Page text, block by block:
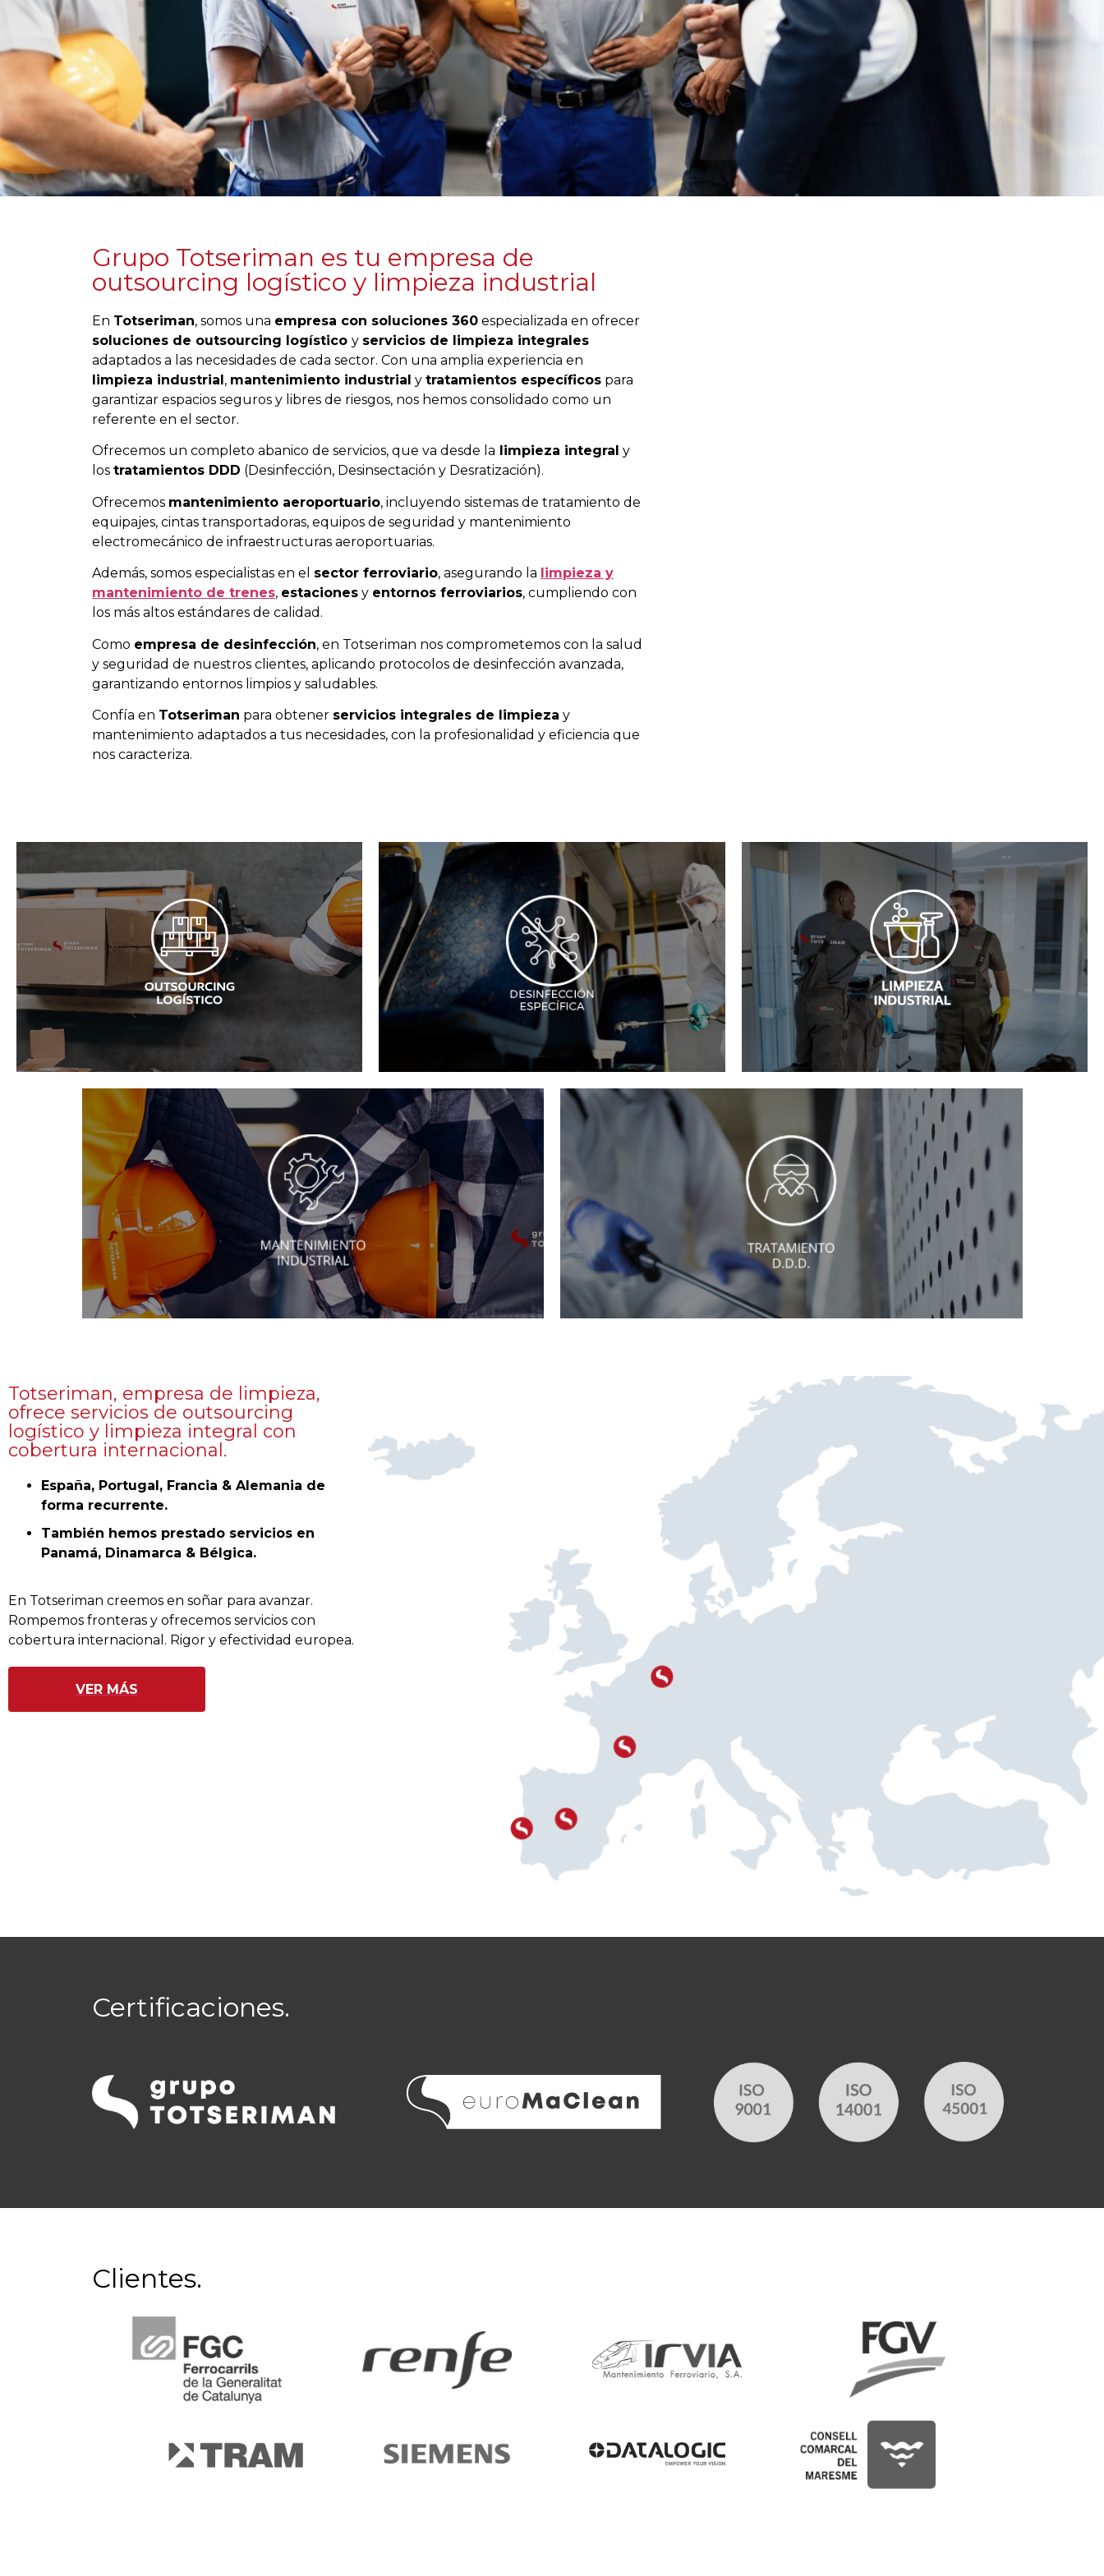
Grupo Totseriman es tu empresa de
outsourcing logístico y limpieza industrial
En Totseriman, somos una empresa con soluciones 360 especializada en ofrecer
soluciones de outsourcing logístico y servicios de limpieza integrales
adaptados a las necesidades de cada sector. Con una amplia experiencia en
limpieza industrial, mantenimiento industrial y tratamientos específicos para
garantizar espacios seguros y libres de riesgos, nos hemos consolidado como un
referente en el sector.
Ofrecemos un completo abanico de servicios, que va desde la limpieza integral y
los tratamientos DDD (Desinfección, Desinsectación y Desratización).
Ofrecemos mantenimiento aeroportuario, incluyendo sistemas de tratamiento de
equipajes, cintas transportadoras, equipos de seguridad y mantenimiento
electromecánico de infraestructuras aeroportuarias.
Además, somos especialistas en el sector ferroviario, asegurando la limpieza y
mantenimiento de trenes, estaciones y entornos ferroviarios, cumpliendo con
los más altos estándares de calidad.
Como empresa de desinfección, en Totseriman nos comprometemos con la salud
y seguridad de nuestros clientes, aplicando protocolos de desinfección avanzada,
garantizando entornos limpios y saludables.
Confía en Totseriman para obtener servicios integrales de limpieza y
mantenimiento adaptados a tus necesidades, con la profesionalidad y eficiencia que
nos caracteriza.
Externalizamos y optimizamos los procesos
logísticos de tu empresa mediante una gestión
especializada de almacenes, inventarios y
operaciones, mejorando la eficiencia y el control
de la cadena de suministro.
Ver más
Totseriman proporciona servicios de desinfección
específicos diseñados para combatir todo tipo de
infecciones, con un enfoque centrado en
métodos respetuosos con el medio ambiente y
productos no químicos certificados por la UE.
Ver más
EuroMaclean es la sociedad de Grupo Totseriman
que lidera los servicios integrales de limpieza.
Nuestras soluciones abarcan desde limpieza de
cristales e industrial hasta limpieza de fin de obra,
adaptándonos a las necesidades de cada cliente y
sector.
Ver más
Totseriman destaca en el mantenimiento industrial para sectores
ferroviarios, aeroportuarios y de instalaciones-taller. Contamos con
talleres en Barcelona y Madrid, ofreciendo soluciones integrales y
especializadas en mantenimiento para diversas áreas industriales.
Ver más
Servicio holístico de control de plagas. Te diseñamos un plan de
actuación específico y adecuado a cada situación, brindando soporte
integral en diversos sectores. Trabajamos exclusivamente, con
productos respetuosos con las personas y el medio ambiente,
homologados y registrados por el Ministerio de Sanidad y Consumo.
Ver más
Totseriman, empresa de limpieza,
ofrece servicios de outsourcing
logístico y limpieza integral con
cobertura internacional.
España, Portugal, Francia & Alemania de
forma recurrente.
También hemos prestado servicios en
Panamá, Dinamarca & Bélgica.
En Totseriman creemos en soñar para avanzar.
Rompemos fronteras y ofrecemos servicios con
cobertura internacional. Rigor y efectividad europea.
VER MÁS
Certificaciones.
Clientes.